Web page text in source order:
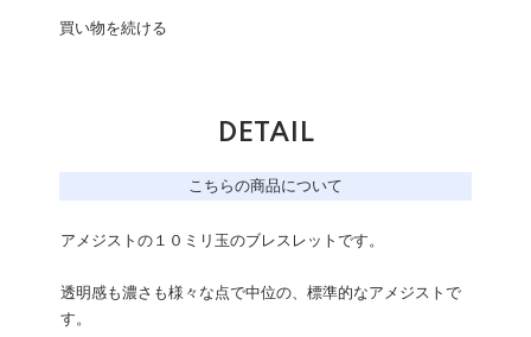
買い物を続ける
DETAIL
こちらの商品について
アメジストの１０ミリ玉のブレスレットです。
透明感も濃さも様々な点で中位の、標準的なアメジストで
す。